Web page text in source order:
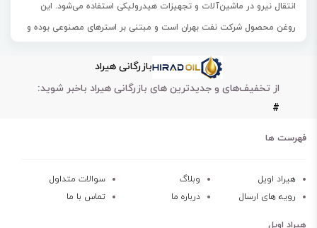
انتقال نیرو در ماشین‌آلات و تجهیزات هیدرولیکی استفاده می‌شود. این
روغن محصول شرکت نفت بهران است و مبتنی بر استرهای مصنوعی بوده و
نیرو ماشین‌آلات و تجهیزات هیدرولیکی است، اما می‌تواند به عنوان یک
درزگیر، مایع خنک‌کننده و روان‌کننده در ماشین‌آلات مورد استفاده قرار گیرد.
نیروی صنعتی، دریایی و تجهیزات ‏هیدرولیکی استاتیک و دینامیک
در برابر اکسیداسیون قوی است و می‌تواند تجمع قطرات را در دماهای بالا
کاهش دهد. همچنین، این روغن می‌تواند برای هیدرولیک‌هایی با پمپ‌های
بازرگانی هیراد
از تخفیف‌های و جدیدترین های بازرگانی هیراد باخبر شوید:
#
فهرست ها
هیراد اویل وبلاگ
سوالات متداول
رویه های ارسال
درباره ما تماس با ما
هیراد اویل